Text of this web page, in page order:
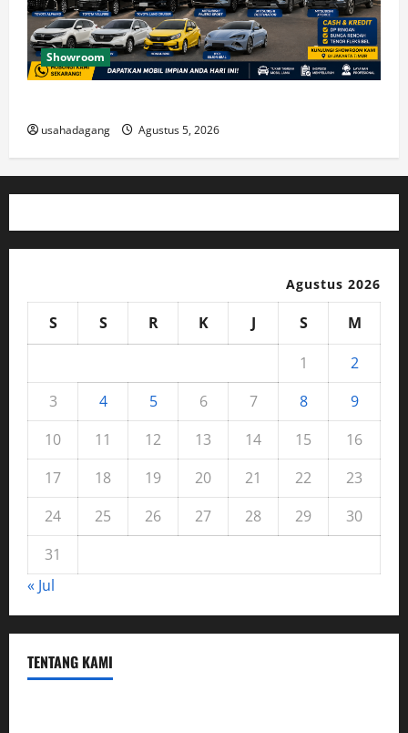
Showroom
usahadagang Agustus 5, 2026
Agustus 2026
S S R K J S
M
1
2
3
4 5 6 7 8
9
10
11 12 13 14 15
16
17
18 19 20 21 22
23
24
25 26 27 28 29
30
31
« Jul
TENTANG KAMI